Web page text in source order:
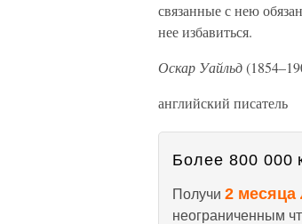
связанные с нею
нее избавиться.
Оскар Уайльд
английский писатель
Более 800 000
Получи 2 месяца
неограниченным